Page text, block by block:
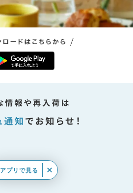
アプリで見る